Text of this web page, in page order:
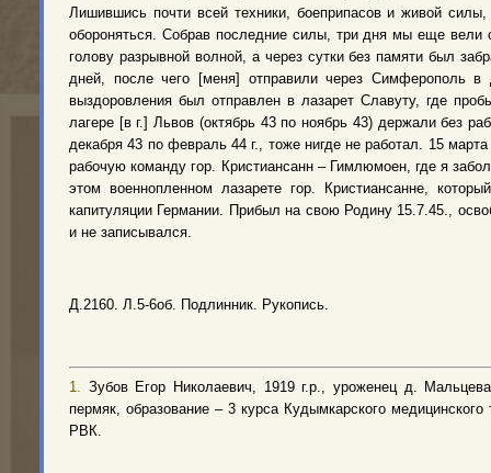
Лишившись почти всей техники, боеприпасов и живой
обороняться. Собрав последние силы, три дня мы еще
голову разрывной волной, а через сутки без памяти был
дней, после чего [меня] отправили через Симферопольв
выздоровления был отправлен в лазарет Славуту, где
лагере [в г.] Львов (октябрь 43 по ноябрь 43) держали без
декабря 43 по февраль 44 г., тоже нигде не работал. 15
рабочую команду гор. Кристиансанн– Гимлюмоен, где я
этом военнопленном лазарете гор. Кристиансанне,
капитуляции Германии. Прибыл на свою Родину 15.7.45.,
и не записывался.
Д.2160. Л.5-6об. Подлинник. Рукопись.
1.
Зубов Егор Николаевич, 1919 г.р., уроженец д.
пермяк, образование – 3 курса Кудымкарского
РВК.